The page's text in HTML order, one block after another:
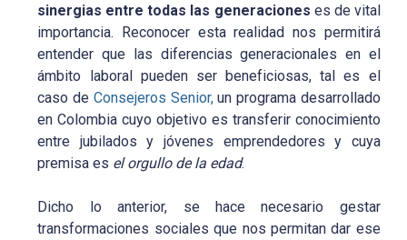
sinergias entre todas las generaciones es de vital
importancia. Reconocer esta realidad nos permitirá
entender que las diferencias generacionales en el
ámbito laboral pueden ser beneficiosas, tal es el
caso de Consejeros Senior,un programa desarrollado
en Colombia cuyo objetivo es transferir conocimiento
entre jubilados y jóvenes emprendedores y cuya
premisa es el orgullo de la edad.
Dicho lo anterior, se hace necesario gestar
transformaciones sociales que nos permitan dar ese